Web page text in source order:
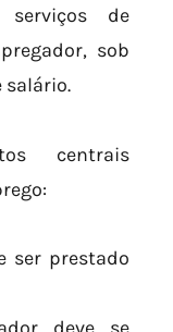
de
sob
salário.
centrais
ser prestado